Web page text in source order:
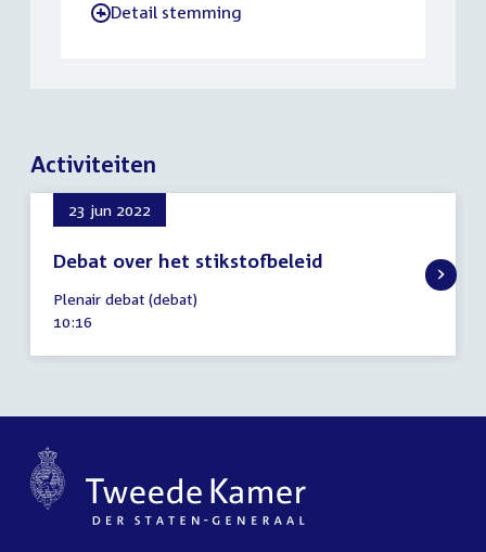
-Detail stemming
Activiteiten
23 jun 2022
Debat over het stikstofbeleid
juni
2022
Plenair debat (debat)
Tijd
10:16